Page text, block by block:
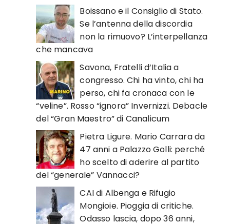
Boissano e il Consiglio di Stato.
Se l’antenna della discordia
non la rimuovo? L’interpellanza
che mancava
Savona, Fratelli d’Italia a
congresso. Chi ha vinto, chi ha
perso, chi fa cronaca con le
“veline”. Rosso “ignora” Invernizzi. Debacle
del “Gran Maestro” di Canalicum
Pietra Ligure. Mario Carrara da
47 anni a Palazzo Golli: perché
ho scelto di aderire al partito
del “generale” Vannacci?
CAI di Albenga e Rifugio
Mongioie. Pioggia di critiche.
Odasso lascia, dopo 36 anni,